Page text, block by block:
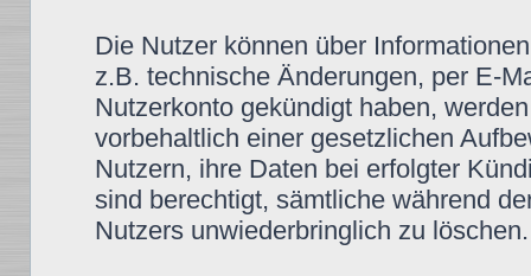
Die Nutzer können über
z.B. technische Änderungen, per E-
Nutzerkonto gekündigt haben,
vorbehaltlich einer gesetzlichen
Nutzern, ihre Daten bei erfolgter
sind berechtigt, sämtliche während
Nutzers unwiederbringlich zu löschen.